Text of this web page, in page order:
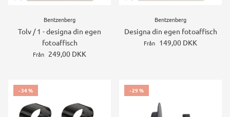
Bentzenberg
Tolv / 1 - designa din egen
fotoaffisch
Från 249,00 DKK
Bentzenberg
Designa din egen fotoaffisch
Från 149,00 DKK
- 34 % - 29 %